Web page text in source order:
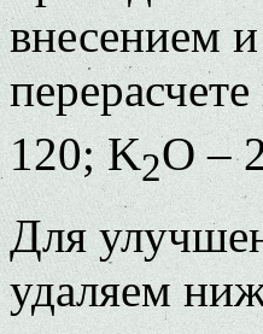
внесением
120; K2O –
Для
удаляем